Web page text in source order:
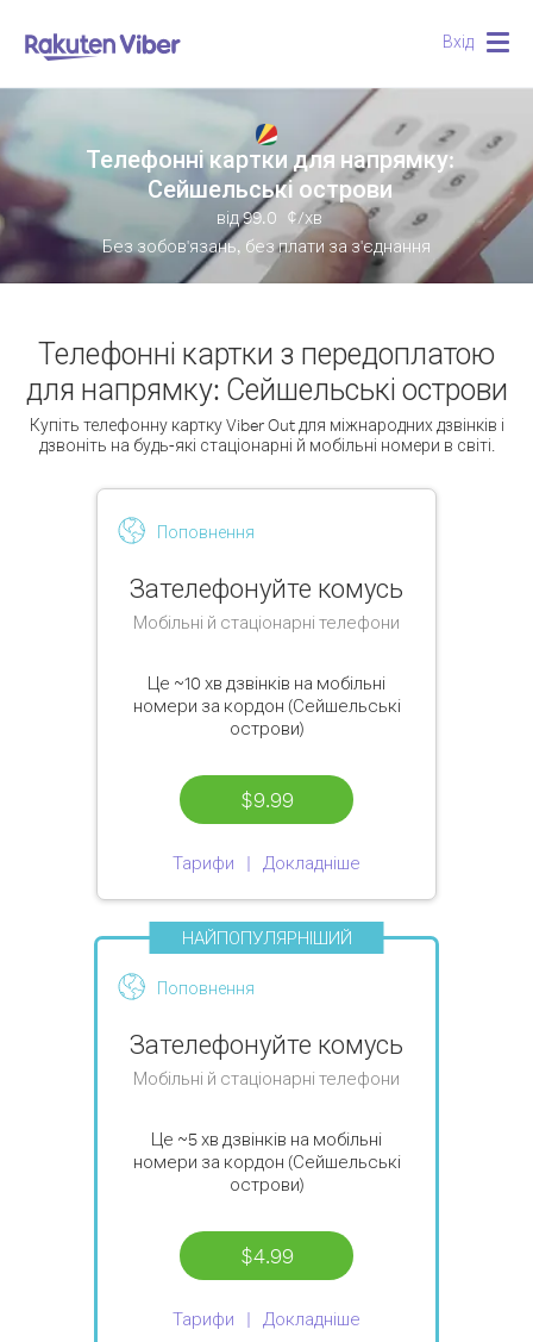
Вхід
Телефонні картки для напрямку:
Сейшельські острови
від99.0 ¢/хв
Без зобов'язань, без плати за з'єднання
Телефонні картки з передоплатою
для напрямку: Сейшельські острови
Купіть телефонну картку Viber Out для міжнародних дзвінків і
дзвоніть на будь-які стаціонарні й мобільні номери в світі.
Поповнення
Зателефонуйте комусь
Мобільні й стаціонарні телефони
Це ~10 хв дзвінків на мобільні
номери за кордон (Сейшельські
острови)
$9.99
Тарифи Докладніше
НАЙПОПУЛЯРНІШИЙ
Поповнення
Зателефонуйте комусь
Мобільні й стаціонарні телефони
Це ~5 хв дзвінків на мобільні
номери за кордон (Сейшельські
острови)
$4.99
Тарифи Докладніше